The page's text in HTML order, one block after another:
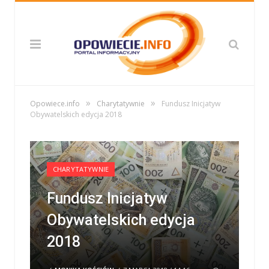
Opowiece.info » Charytatywnie »
Fundusz Inicjatyw
Obywatelskich edycja 2018
CHARYTATYWNIE
Fundusz Inicjatyw
Obywatelskich edycja
2018